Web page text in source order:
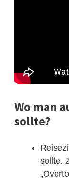
Wo man
sollte?
sollte.